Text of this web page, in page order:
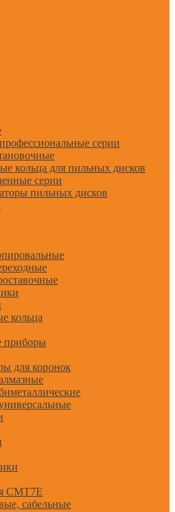
серии
кольца для пильных дисков
серии
пильных дисков
кольца
приборы
для коронок
CMT7E
сабельные